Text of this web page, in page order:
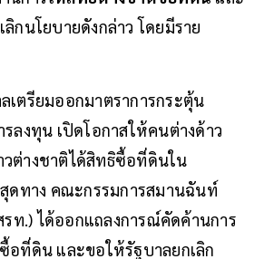
กนโยบายดังกล่าว โดยมีราย
เตรียมออกมาตราการกระตุ้น
ลงทุน เปิดโอกาสให้คนต่างด้าว
ต่างชาติได้สิทธิซื้อที่ดินใน
ดทาง คณะกรรมการสมานฉันท์
รท.) ได้ออกแถลงการณ์คัดค้านการ
อที่ดิน และขอให้รัฐบาลยกเลิก